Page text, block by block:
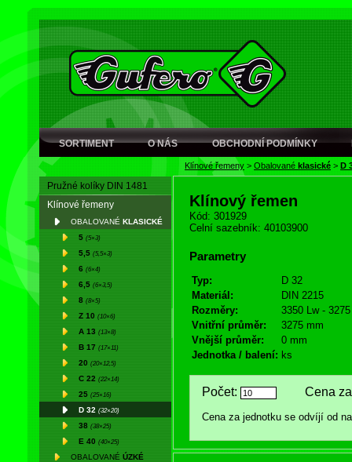
SORTIMENT O NÁS OBCHODNÍ PODMÍNKY
Klínové řemeny > Obalované klasické > D
Pružné kolíky DIN 1481
Klínové řemeny
OBALOVANÉ KLASICKÉ
5 (5×3)
5,5 (5,5×3)
6 (6×4)
6,5 (6×3,5)
8 (8×5)
Z 10 (10×6)
A 13 (13×8)
B 17 (17×11)
20 (20×12,5)
C 22 (22×14)
25 (25×16)
D 32 (32×20)
38 (38×25)
E 40 (40×25)
OBALOVANÉ ÚZKÉ
Klínový řemen
Kód: 301929
Celní sazebník: 40103900
Parametry
Typ:
D 32
Materiál:
DIN 2215
Rozměry:
3350 Lw -
Vnitřní průměr:
3275 mm
Vnější průměr:
0 mm
Jednotka / balení: ks
Počet: Cena za
Cena za jednotku se odvíjí od